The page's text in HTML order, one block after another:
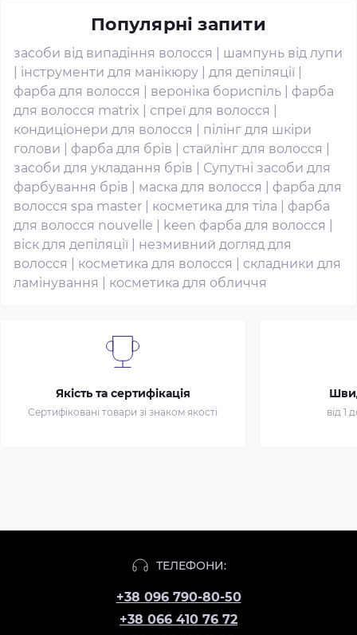
Популярні запити
засоби від випадіння волосся
шампунь від лупи
інструменти для манікюру для депіляції
фарба для волосся
вероніка бориспіль
фарба
для волосся matrix
спреї для волосся
кондиціонери для волосся
пілінг для шкіри
голови
фарба для брів стайлінг для волосся
засоби для укладання брів
Супутні засоби для
фарбування брів
маска для волосся
фарба для
волосся spa master
косметика для тіла
фарба
для волосся nouvelle
keen фарба для волосся
віск для депіляції
незмивний догляд для
волосся
косметика для волосся
складники для
ламінування
косметика для обличчя
Якість та сертифікація
Сертифіковані товари зі знаком якості від 1
ТЕЛЕФОНИ:
+38 096 790-80-50
+38 066 410 76 72